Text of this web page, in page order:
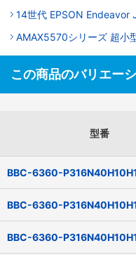
14世代 EPSON Endeavor
AMAX5570シリーズ 超小
この商品のバリエー
型番
BBC-6360-
BBC-6360-
BBC-6360-